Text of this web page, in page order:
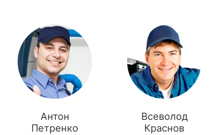
Антон
Петренко
Всеволод
Краснов